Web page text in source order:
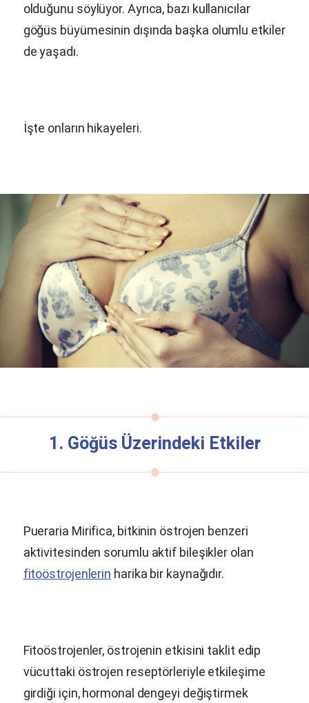
olduğunu söylüyor. Ayrıca, bazı kullanıcılar
göğüs büyümesinin dışında başka olumlu etkiler
de yaşadı.
İşte onların hikayeleri.
1. Göğüs Üzerindeki Etkiler
Pueraria Mirifica, bitkinin östrojen benzeri
aktivitesinden sorumlu aktif bileşikler olan
fitoöstrojenlerin harika bir kaynağıdır.
Fitoöstrojenler, östrojenin etkisini taklit edip
vücuttaki östrojen reseptörleriyle etkileşime
girdiği için, hormonal dengeyi değiştirmek